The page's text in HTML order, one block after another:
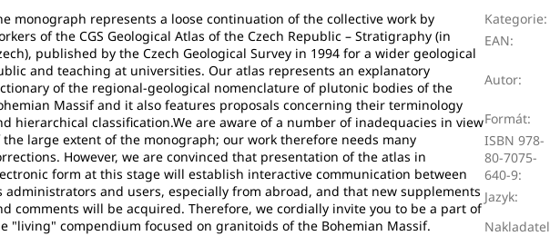
monograph represents a loose continuation of the collective work by
of the CGS Geological Atlas of the Czech Republic – Stratigraphy (in
published by the Czech Geological Survey in 1994 for a wider geological
and teaching at universities. Our atlas represents an explanatory
of the regional-geological nomenclature of plutonic bodies of the
Massif and it also features proposals concerning their terminology
hierarchical classification.We are aware of a number of inadequacies in view
the large extent of the monograph; our work therefore needs many
However, we are convinced that presentation of the atlas in
form at this stage will establish interactive communication between
administrators and users, especially from abroad, and that new supplements
comments will be acquired. Therefore, we cordially invite you to be a part of
"living" compendium focused on granitoids of the Bohemian Massif.
Kategorie:
EAN:
Autor:
Formát:
ISBN 978-
80-7075-
640-9:
Jazyk:
Nakladatel